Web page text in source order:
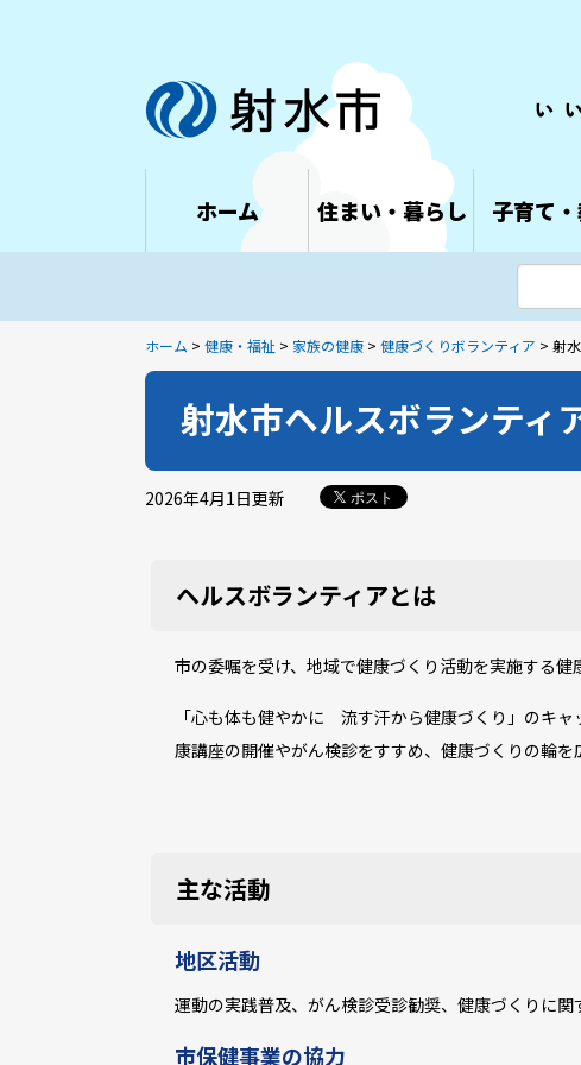
ホーム 住まい・暮らし 子育て
ホーム > 健康・福祉 > 家族の健康 > 健康づくりボランティア > 射
射水市ヘルスボランティ
2026年4月1日更新 ポスト
ヘルスボランティアとは
市の委嘱を受け、地域で健康づくり活動を実施する健
「心も体も健やかに 流す汗から健康づくり」のキ
康講座の開催やがん検診をすすめ、健康づくりの輪を
主な活動
地区活動
運動の実践普及、がん検診受診勧奨、健康づくりに関
市保健事業の協力